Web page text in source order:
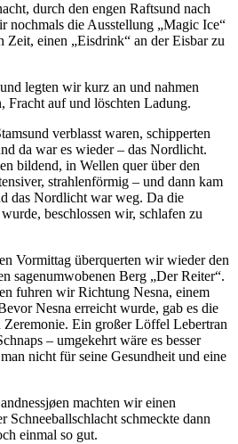
durch den engen Raftsund nach
nochmals die Ausstellung „Magic Ice“
Zeit, einen „Eisdrink“ an der Eisbar zu
legten wir kurz an und nahmen
Fracht auf und löschten Ladung.
verblasst waren, schipperten
da war es wieder – das Nordlicht.
bildend, in Wellen quer über den
strahlenförmig – und dann kam
das Nordlicht war weg. Da die
beschlossen wir, schlafen zu
Vormittag überquerten wir wieder den
sagenumwobenen Berg „Der Reiter“.
fuhren wir Richtung Nesna, einem
Nesna erreicht wurde, gab es die
Ein großer Löffel Lebertran
– umgekehrt wäre es besser
nicht für seine Gesundheit und eine
machten wir einen
Schneeballschlacht schmeckte dann
einmal so gut.